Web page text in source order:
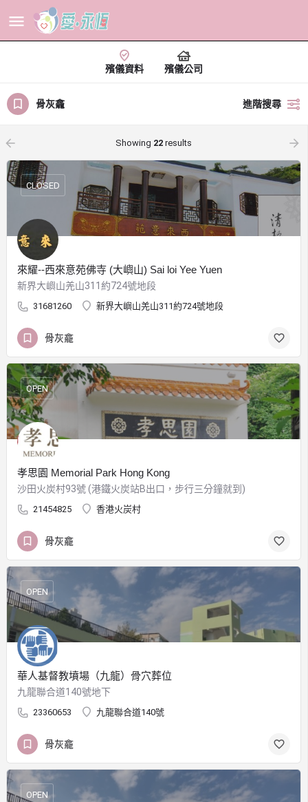
殯儀資料 殯儀公司
骨灰龕 進階搜尋
arrow_backward Showing 22 results arrow_forward
來耀--西來意苑佛寺 (大嶼山) Sai loi Yee Yuen
新界大嶼山羌山311約724號地段
31681260 新界大嶼山羌山311約724號地段
CLOSED
骨灰龕
孝思園 Memorial Park Hong Kong
沙田火炭村93號 (港鐵火炭站B出口，步行三分鐘就到)
21454825 香港火炭村
OPEN
骨灰龕
華人基督教墳場（九龍）骨穴葬位
九龍聯合道140號地下
23360653 九龍聯合道140號
OPEN
骨灰龕
OPEN